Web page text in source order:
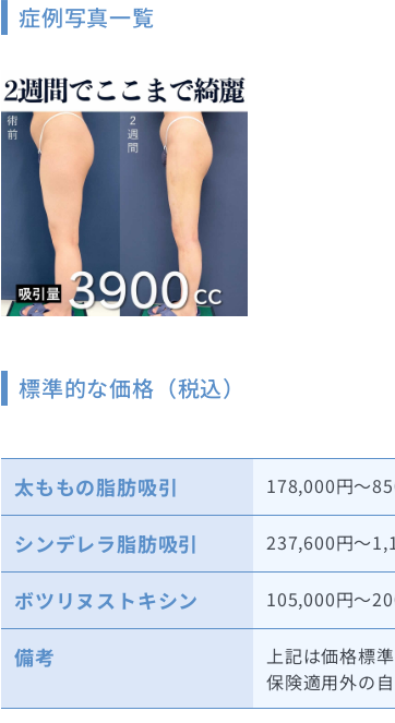
症例写真一覧
標準的な価格（税込）
太ももの脂肪吸引 178,000円～
シンデレラ脂肪吸引 237,600円～
ボツリヌストキシン 105,000円～
備考
上記は価格標
保険適用外の自